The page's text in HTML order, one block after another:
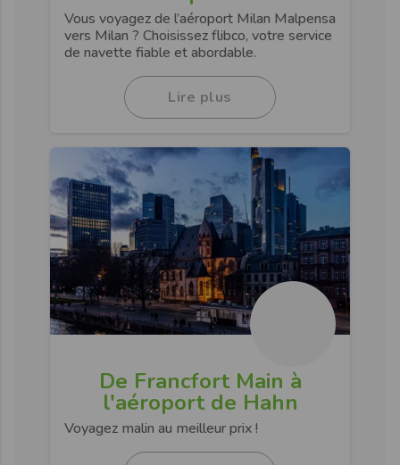
Vous voyagez de l’aéroport Milan Malpensa
vers Milan ? Choisissez flibco, votre service
de navette fiable et abordable.
Lire plus
De Francfort Main à
l'aéroport de Hahn
Voyagez malin au meilleur prix !